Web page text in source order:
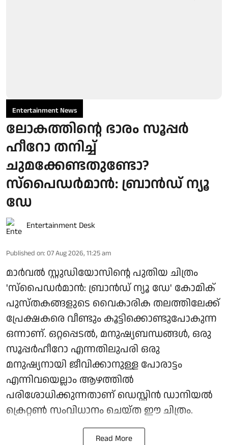
Entertainment News
ലോകത്തിന്റെ ഭാരം സൂപ്പർ
ഹീറോ തനിച്ച്
ചുമക്കേണ്ടതുണ്ടോ?
സ്പൈഡർമാൻ: ബ്രാൻഡ് ന്യൂ
ഡേ
Entertainment Desk
Published on: 07 Aug 2026, 11:25 am
മാർവൽ സ്റ്റുഡിയോസിന്റെ പുതിയ ചിത്രം
'സ്പൈഡർമാൻ: ബ്രാൻഡ് ന്യൂ ഡേ' കോമിക്
പുസ്തകങ്ങളുടെ വൈകാരിക തലത്തിലേക്ക്
പ്രേക്ഷകരെ വീണ്ടും കൂട്ടിക്കൊണ്ടുപോകുന്ന
ഒന്നാണ്. ഒറ്റപ്പെടൽ, മനുഷ്യബന്ധങ്ങൾ, ഒരു
സൂപ്പർഹീറോ എന്നതിലുപരി ഒരു
മനുഷ്യനായി ജീവിക്കാനുള്ള പോരാട്ടം
എന്നിവയെല്ലാം ആഴത്തിൽ
പരിശോധിക്കുന്നതാണ് ഡെസ്റ്റിൻ ഡാനിയൽ
ക്രെറ്റൺ സംവിധാനം ചെയ്ത ഈ ചിത്രം.
Read More